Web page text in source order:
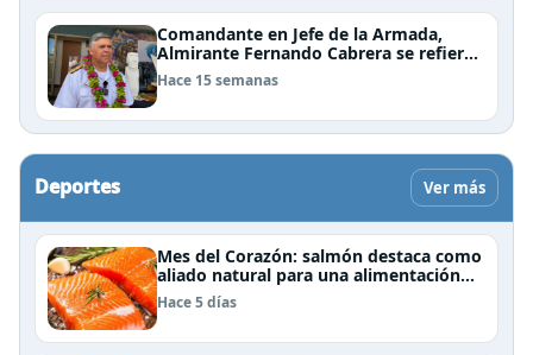
Comandante en Jefe de la Armada,
Almirante Fernando Cabrera se refiere
al trabajo que realiza la Armada en
Rapa Nui
Hace 15 semanas
Deportes Ver más
Mes del Corazón: salmón destaca como
aliado natural para una alimentación
rica en Omega-3
Hace 5 días